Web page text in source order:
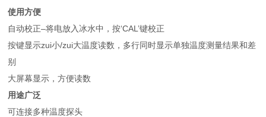
使用方便
自动校正–将电放入冰水中，按‘CAL’键校正
按键显示zui小/zui大温度读数，多行同时显示单独温度测量结果和差
别
大屏幕显示，方便读数
用途广泛
可连接多种温度探头